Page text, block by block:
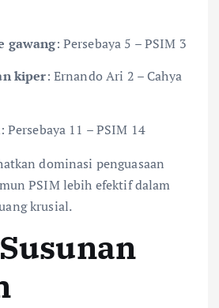
gawang: Persebaya 5 – PSIM 3
kiper: Ernando Ari 2 – Cahya
: Persebaya 11 – PSIM 14
dominasi penguasaan
PSIM lebih efektif dalam
krusial.